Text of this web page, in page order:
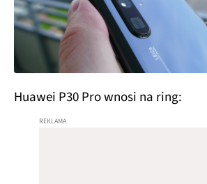
Huawei P30 Pro wnosi na ring: